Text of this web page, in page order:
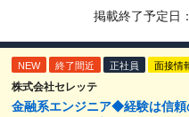
掲載終了予定日：
NEW 終了間近 正社員 面接情
株式会社セレッテ
金融系エンジニア◆経験は信